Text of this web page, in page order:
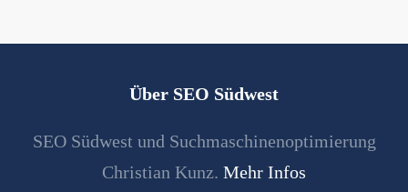
Über SEO Südwest
SEO Südwest und Suchmaschinenoptimierung
Christian Kunz. Mehr Infos